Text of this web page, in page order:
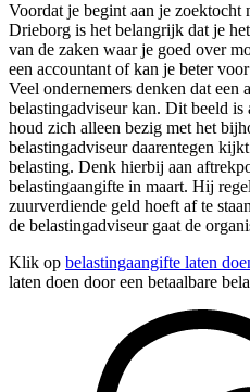
Voordat je begint aan je zoektocht
Drieborg is het belangrijk dat je
van de zaken waar je goed over
een accountant of kan je beter
Veel ondernemers denken dat een
belastingadviseur kan. Dit beeld
houd zich alleen bezig met het
belastingadviseur daarentegen
belasting. Denk hierbij aan
belastingaangifte in maart. Hij
zuurverdiende geld hoeft af te
de belastingadviseur gaat de
Klik op belastingaangifte laten
laten doen door een betaalbare